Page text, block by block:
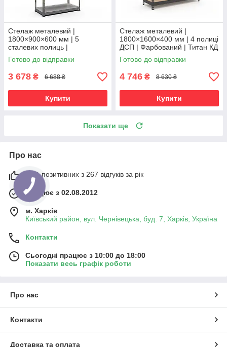
Стелаж металевий |
1800×900×600 мм | 5
сталевих полиць |
Оцинкований | Бюджет ОС |
150 кг/полицю | збірний для
гаража, складу та
Готово до відправки
3 678 ₴ 6 688 ₴
Купити
Стелаж металевий |
1800×1600×400 мм | 4 полиці
ДСП | Фарбований | Титан КД
| 300 кг/полицю | посилений
для важких вантажів і
Готово до відправки
4 746 ₴ 8 630 ₴
Купити
Показати ще
Про нас
98% позитивних з 267 відгуків за рік
Працює з 02.08.2012
м. Харків
Київський район, вул. Чернівецька, буд. 7, Харків, Україна
Контакти
Сьогодні працює з 10:00 до 18:00
Показати весь графік роботи
Про нас
Контакти
Доставка та оплата